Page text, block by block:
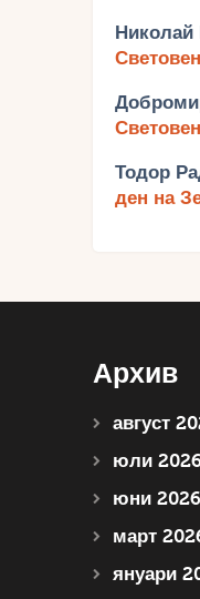
Николай
Тодор
ден на
Архив
август
юли
юни 2026
март
януари